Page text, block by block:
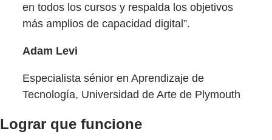
en todos los cursos y respalda los objetivos
más amplios de capacidad digital”.
Adam Levi
Especialista sénior en Aprendizaje de
Tecnología, Universidad de Arte de Plymouth
Lograr que funcione